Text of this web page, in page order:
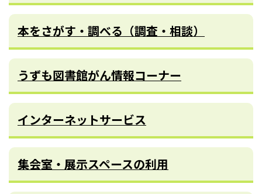
本をさがす・調べる（調査・相談）
うずも図書館がん情報コーナー
インターネットサービス
集会室・展示スペースの利用